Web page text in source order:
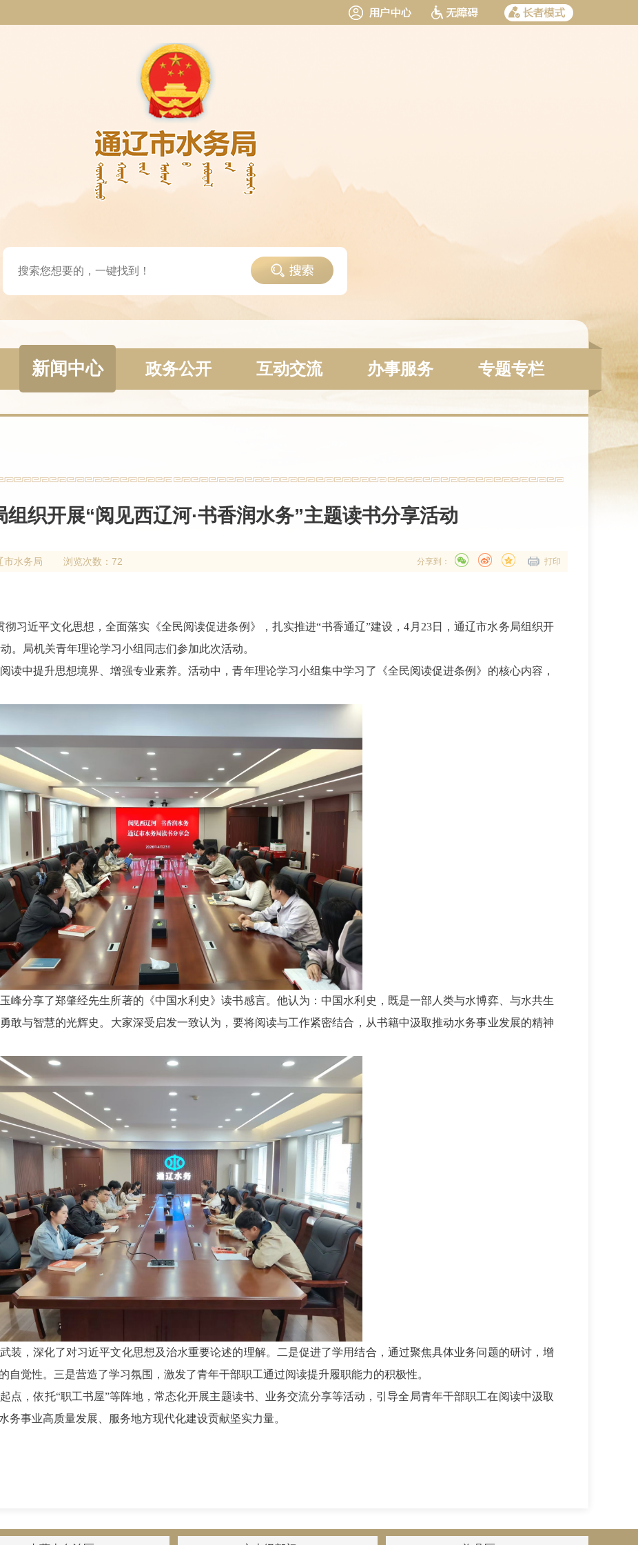
新闻中心 政务公开 互动交流 办事服务 专题专栏
组织开展“阅见西辽河·书香润水务”主题读书分享活动
市水务局 浏览次数：72 打印
分享到：
彻习近平文化思想，全面落实《全民阅读促进条例》，扎实推进“书香通辽”建设，4 月 23日，通辽市水务局组织开
。局机关青年理论学习小组同志们参加此次活动。
读中提升思想境界、增强专业素养。活动中，青年理论学习小组集中学习了《全民阅读促进条例》的核心内容，
峰分享了郑肇经先生所著的《中国水利史》读书感言。他认为：中国水利史，既是一部人类与水博弈、与水共生
敢与智慧的光辉史。大家深受启发一致认为，要将阅读与工作紧密结合，从书籍中汲取推动水务事业发展的精神
装，深化了对习近平文化思想及治水重要论述的理解。二是促进了学用结合，通过聚焦具体业务问题的研讨，增
自觉性。三是营造了学习氛围，激发了青年干部职工通过阅读提升履职能力的积极性。
点，依托“职工书屋”等阵地，常态化开展主题读书、业务交流分享等活动，引导全局青年干部职工在阅读中汲取
务事业高质量发展、服务地方现代化建设贡献坚实力量。